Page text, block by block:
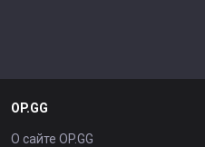
OP.GG
О сайте OP.GG